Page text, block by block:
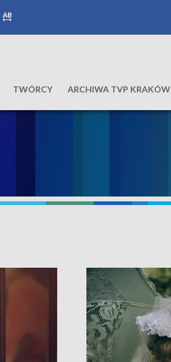
TWÓRCY ARCHIWA TVP KRAKÓW